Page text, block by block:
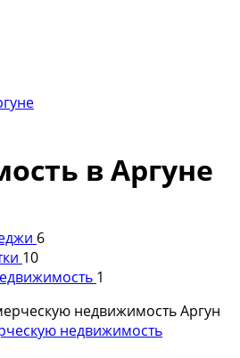
в Аргуне
6
10
1
недвижимость